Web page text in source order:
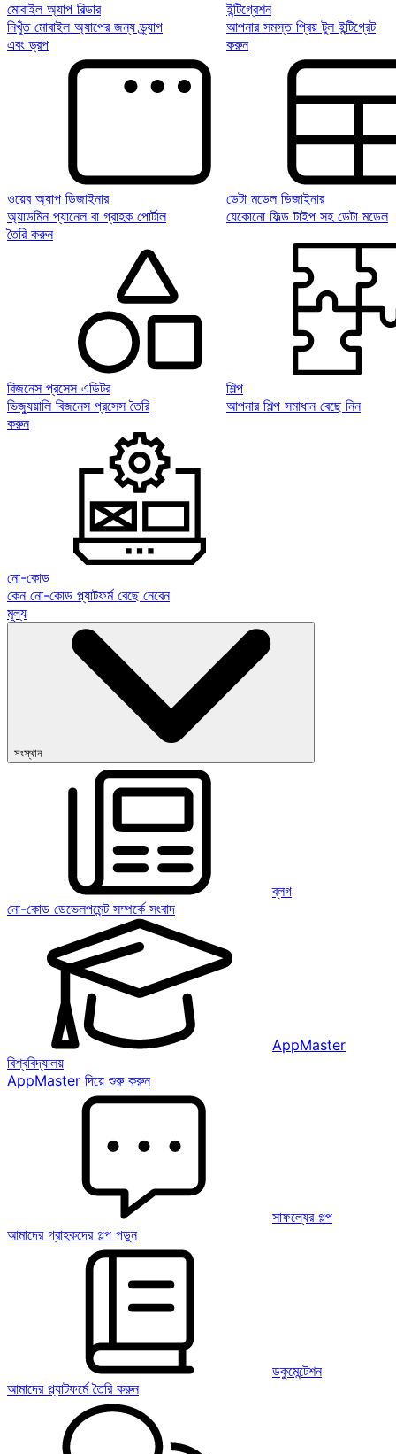
মোবাইল অ্যাপ বিল্ডার
নিখুঁত মোবাইল অ্যাপের জন্য ড্র্যাগ
এবং ড্রপ
ইন্টিগ্রেশন
আপনার সমস্ত প্রিয় টুল ইন্টিগ্রেট
করুন
ওয়েব অ্যাপ ডিজাইনার
অ্যাডমিন প্যানেল বা গ্রাহক পোর্টাল
তৈরি করুন
ডেটা মডেল ডিজাইনার
যেকোনো ফিল্ড টাইপ সহ ডেটা মডেল
বিজনেস প্রসেস এডিটর
ভিজ্যুয়ালি বিজনেস প্রসেস তৈরি
করুন
শিল্প
আপনার শিল্প সমাধান বেছে নিন
নো-কোড
কেন নো-কোড প্ল্যাটফর্ম বেছে নেবেন
মূল্য
সংস্থান
ব্লগ
নো-কোড ডেভেলপমেন্ট সম্পর্কে সংবাদ
AppMaster
বিশ্ববিদ্যালয়
AppMaster দিয়ে শুরু করুন
সাফল্যের গল্প
আমাদের গ্রাহকদের গল্প পড়ুন
ডকুমেন্টেশন
আমাদের প্ল্যাটফর্মে তৈরি করুন